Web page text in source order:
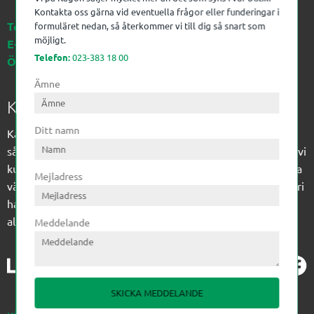
Telefon:023-383 18 00
E-post:kagon@kagon.se
Öppettider:Måndag-Fredag, 07-16
Kagon AB
Kagon har sedan 1972 levererat kompetens till
sågverksindustrin och övrig industri. Till träindustrin tillför vi
kunskap med optimeringslösningar från timmerplanen hela
vägen fram till paketering/emballering och till övrig industri
har vi ett komplement sortiment av teknikprodukter med
allt ifrån slangtillverkning till transmission och lager.
Kontakta oss gärna vid eventuella frågor eller funderingar i
formuläret nedan, så återkommer vi till dig så snart som
möjligt.
Telefon:023-383 18 00
Ämne
Ditt namn
Mejladress
Meddelande
SKICKA MEDDELANDE